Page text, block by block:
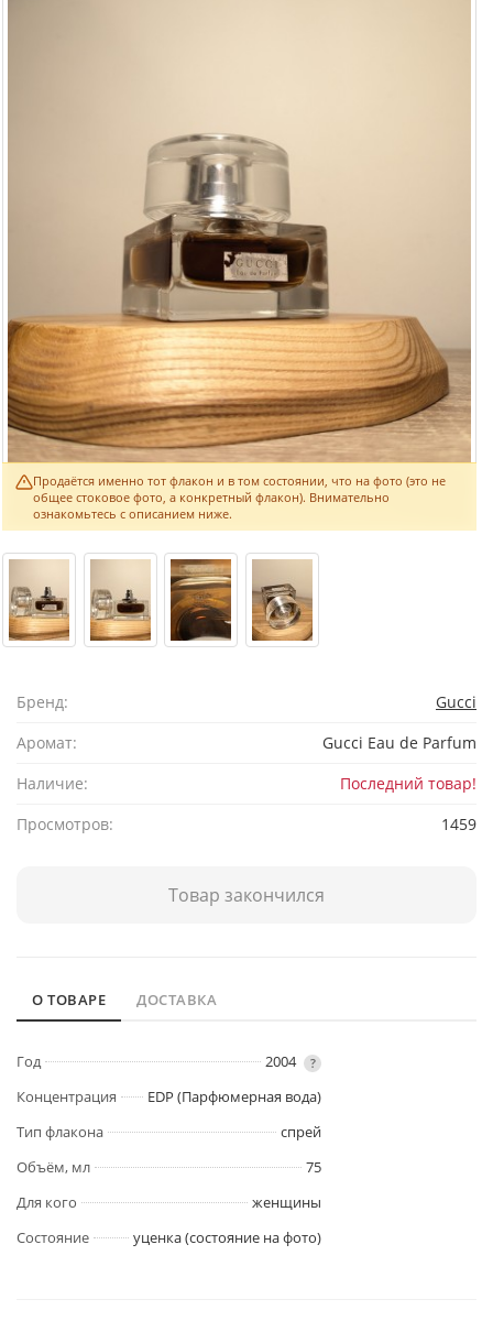
Продаётся именно тот флакон и в том состоянии, что на фото (это не
общее стоковое фото, а конкретный флакон). Внимательно
ознакомьтесь с описанием ниже.
Бренд:
Gucci
Аромат:
Gucci Eau de Parfum
Наличие:
Последний товар!
Просмотров:
1459
Товар закончился
О ТОВАРЕ ДОСТАВКА
Год 2004 ?
Концентрация
EDP (Парфюмерная вода)
Тип флакона
спрей
Объём, мл
75
Для кого
женщины
Состояние
уценка (состояние на фото)